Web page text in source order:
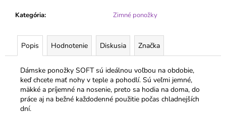
Kategória: Zimné ponožky
Popis Hodnotenie Diskusia Značka
Dámske ponožky SOFT sú ideálnou voľbou na obdobie,
keď chcete mať nohy v teple a pohodlí. Sú veľmi jemné,
mäkké a príjemné na nosenie, preto sa hodia na doma, do
práce aj na bežné každodenné použitie počas chladnejších
dní.
VETERNICA
20
VEĽKÝM
KLINOM
€1,99